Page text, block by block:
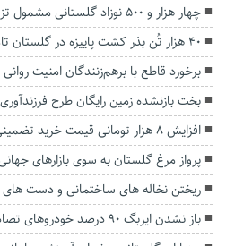
چهار هزار و ۵۰۰ نوزاد گلستانی مشمول تزریق واکسن پنوموکوک هستند
۴۰ هزار تُن بذر کشت پاییزه در گلستان تامین شد
برخورد قاطع با برهم‌زنندگان امنیت
بخت بازنشده زمین رایگان طرح
افزایش ۸ هزار تومانی قیمت خرید تضمینی کلزا
پرواز مرغ گلستان به سوی بازارهای
ریختن نخاله های ساختمانی و دست
باز نشدن ایربگ ۹۰ درصد خودروهای تصادفی در یک پارکینگ!